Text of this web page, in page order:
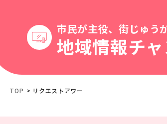
市民が主役、街じゅう
地域情報チ
TOP > リクエストアワー